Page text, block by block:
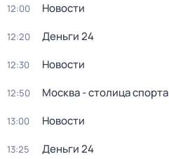
12:00 Новости
12:20 Деньги 24
12:30 Новости
12:50 Москва - столица спорта
13:00 Новости
13:25 Деньги 24